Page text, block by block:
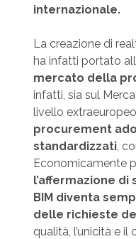
internazionale.
La creazione di
ha infatti portato all’
mercato della
infatti, sia sul
livello
procurement
standardizzati,
Economicamente
l’affermazione
BIM diventa
delle richieste
qualità, l’unicità e